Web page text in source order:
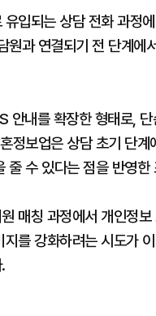
입되는 상담 전화 과정
원과 연결되기 전 단계에
안내를 확장한 형태로,
정보업은 상담 초기 단
줄 수 있다는 점을 반영한
매칭 과정에서 개인정
를 강화하려는 시도가